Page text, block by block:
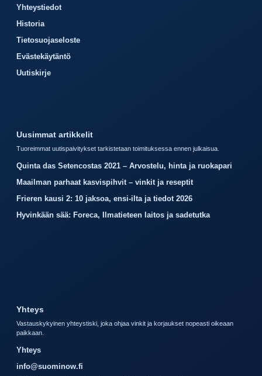
Yhteystiedot
Historia
Tietosuojaseloste
Evästekäytäntö
Uutiskirje
Uusimmat artikkelit
Tuoreimmat uutispaivitykset tarkistetaan toimituksessa ennen julkaisua.
Quinta das Setencostas 2021 – Arvostelu, hinta ja ruokapari
Maailman parhaat kasvispihvit – vinkit ja reseptit
Frieren kausi 2: 10 jaksoa, ensi-ilta ja tiedot 2026
Hyvinkään sää: Foreca, Ilmatieteen laitos ja sadetutka
Yhteys
Vastauskykyinen yhteystiski, joka ohjaa vinkit ja korjaukset nopeasti oikeaan
paikkaan.
Yhteys
info@suominow.fi